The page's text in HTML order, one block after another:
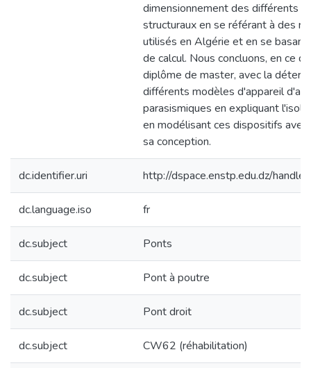
dimensionnement des différents
structuraux en se référant à des
utilisés en Algérie et en se basant
de calcul. Nous concluons, en ce
diplôme de master, avec la
différents modèles d'appareil
parasismiques en expliquant
en modélisant ces dispositifs
sa conception.
dc.identifier.uri http://dspace.enstp.edu.dz/
dc.language.iso fr
dc.subject Ponts
dc.subject Pont à poutre
dc.subject Pont droit
dc.subject CW62 (réhabilitation)